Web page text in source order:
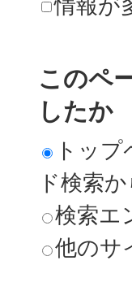
情報が
このペ
したか
トッ
ド検索か
検索エ
他のサ